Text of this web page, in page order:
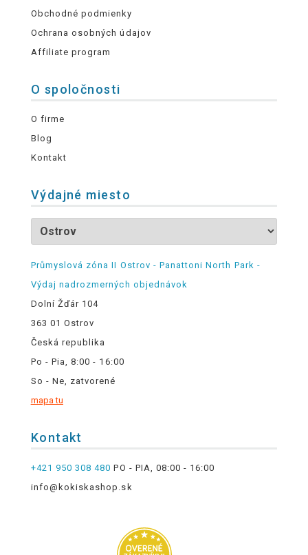
Obchodné podmienky
Ochrana osobných údajov
Affiliate program
O spoločnosti
O firme
Blog
Kontakt
Výdajné miesto
Průmyslová zóna II Ostrov - Panattoni North Park -
Výdaj nadrozmerných objednávok
Dolní Žďár 104
363 01 Ostrov
Česká republika
Po - Pia, 8:00 - 16:00
So - Ne, zatvorené
mapa tu
Kontakt
+421 950 308 480 PO - PIA, 08:00 - 16:00
info@kokiskashop.sk